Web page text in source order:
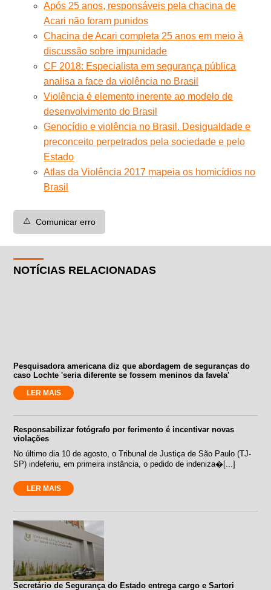
Após 25 anos, responsáveis pela chacina de
Acari não foram punidos
Chacina de Acari completa 25 anos em meio à
discussão sobre impunidade
CF 2018: Especialista em segurança pública
analisa a face da violência no Brasil
Violência é elemento inerente ao modelo de
desenvolvimento do Brasil
Genocídio e violência no Brasil. Desigualdade e
preconceito perpetrados pela sociedade e pelo
Estado
Atlas da Violência 2017 mapeia os homicídios no
Brasil
⚠️ Comunicar erro
NOTÍCIAS RELACIONADAS
Pesquisadora americana diz que abordagem de seguranças do
caso Lochte 'seria diferente se fossem meninos da favela'
LER MAIS
Responsabilizar fotógrafo por ferimento é incentivar novas
violações
No último dia 10 de agosto, o Tribunal de Justiça de São Paulo (TJ-
SP) indeferiu, em primeira instância, o pedido de indeniza�[...]
LER MAIS
Secretário de Segurança do Estado entrega cargo e Sartori